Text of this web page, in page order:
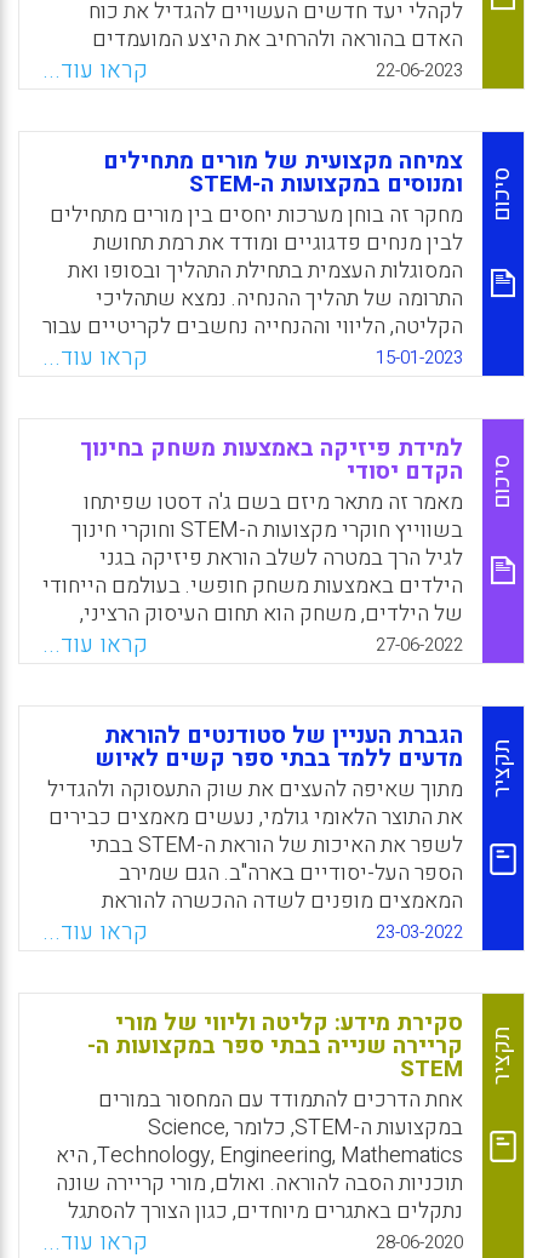
עלול להוביל ללחץ מוגבר, לשחיקה ולירידה
ברווחה. יש גם מחסור במורים במקצועות אלה,
בעיקר בשל עזיבת מורים מהתחום. מכיוון
וקידום רווחה, מחקר חינוך STEM ממקד את
תשומת הלב ברגש וב-ER בניסיונות לשפר את
המצב
WhatsApp
Facebook
Email
X
לקהלי יעד חדשים העשויים להגדיל את כוח
האדם בהוראה ולהרחיב את היצע המועמדים
להוראה, בייחוד במקצועות האלה: טכנולוגיה
עילית (היי-טק), מדעים, הנדסה ומתמטיקה. בסוף
הסקירה מופיעות תובנות והשלכות פרקטיות עבור
מגייסים, בתי ספר, מנהלים, מפקחים, אנשים
פרטיים או גופים פרטיים אשר עוסקים בגיוס
להוראה.
WhatsApp
Facebook
Email
X
22-06-2023 קראו עוד...
סיכום
צמיחה מקצועית של מורים מתחילים
ומנוסים במקצועות ה-STEM
מחקר זה בוחן מערכות יחסים בין מורים מתחילים
לבין מנחים פדגוגיים ומודד את רמת תחושת
המסוגלות העצמית בתחילת התהליך ובסופו ואת
התרומה של תהליך ההנחיה. נמצא שתהליכי
הקליטה, הליווי וההנחייה נחשבים לקריטיים עבור
מורים בשנים הראשונות בהוראה וחשובים לא
פחות לאורך הקריירה. במקביל, מצדם של
המנחים, מתוך תהליך החונכות ניתן להפיק תחושת
שייכות, חשיבות והערכה עצמית בשל מסוגלותם
לתרום, להכווין ולהעצים עמיתים צעירים ולשמש
כמודל לחיקוי.
WhatsApp
Facebook
Email
X
15-01-2023 קראו עוד...
סיכום
למידת פיזיקה באמצעות משחק בחינוך
הקדם יסודי
מאמר זה מתאר מיזם בשם ג'ה דסטו שפיתחו
בשווייץ חוקרי מקצועות ה-STEM וחוקרי חינוך
לגיל הרך במטרה לשלב הוראת פיזיקה בגני
הילדים באמצעות משחק חופשי. בעולמם הייחודי
של הילדים, משחק הוא תחום העיסוק הרציני,
מגרש המשחקים משול למקום עבודה ולמעבדת
מחקר ניסויית ודווקא בתוך המשחק בכוחם
להפגין רצינות, שאפתנות והתמדה. במהלך
פעילויות המשלבות בין מדע לבין משחק, חוזה
הגננת ברמה ההתפתחותית, החברתית, החישתית,
הרגשית והקוגניטיבית של ילדי הגן ומתאימה
עבורם את המשך הליווי החינוכי.
WhatsApp
Facebook
Email
X
27-06-2022 קראו עוד...
תקציר
הגברת העניין של סטודנטים להוראת
מדעים ללמד בבתי ספר קשים לאיוש
מתוך שאיפה להעצים את שוק התעסוקה ולהגדיל
את התוצר הלאומי גולמי, נעשים מאמצים כבירים
לשפר את האיכות של הוראת ה-STEM בבתי
הספר העל-יסודיים בארה"ב. הגם שמירב
המאמצים מופנים לשדה ההכשרה להוראת
STEM, חשוב מאוד לבחון, עוד לפני כן, כפי
שעושה מאמר זה, את האתגר המכריע של גיוס
מורים להוראת STEM, ובפרט בבתי ספר קשים
לאיוש.
WhatsApp
Facebook
Email
X
23-03-2022 קראו עוד...
תקציר
סקירת מידע: קליטה וליווי של מורי
קריירה שנייה בבתי ספר במקצועות ה-
STEM
אחת הדרכים להתמודד עם המחסור במורים
במקצועות ה-STEM, כלומר Science,
Technology, Engineering, Mathematics, היא
תוכניות הסבה להוראה. ואולם, מורי קריירה שונה
נתקלים באתגרים מיוחדים, כגון הצורך להסתגל
לעבודה במקצוע בעל יוקרה נמוכה מזו של
28-06-2020 קראו עוד...